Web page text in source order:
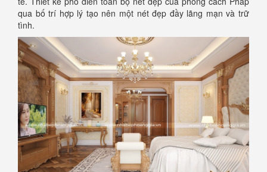
qua bố trí hợp lý tạo nên một nét đẹp đầy lãng mạn và trữ
tình.